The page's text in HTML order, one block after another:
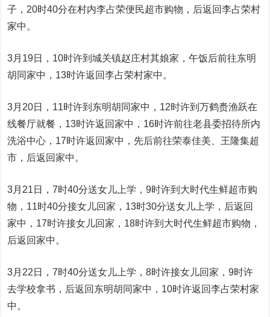
子，20时40分在村内李占荣便民超市购物，后返回李占荣村
家中。
3月19日，10时许到城关镇赵庄村其娘家，午饭后前往东明
胡同家中，13时许返回李占荣村家中。
3月20日，11时许到东明胡同家中，12时许到万鹤赉渔跃在
线餐厅就餐，13时许返回家中，16时许前往老县委招待所内
洗浴中心，17时许返回家中，先后前往荣泰佳美、王隆集超
市，后返回家中。
3月21日，7时40分送女儿上学，9时许到大时代生鲜超市购
物，11时40分接女儿回家，13时30分送女儿上学，后返回
家中，17时许接女儿回家，18时许到大时代生鲜超市购物，
后返回家中。
3月22日，7时40分送女儿上学，8时许接女儿回家，9时许
去学校拿书，后返回东明胡同家中，10时许返回李占荣村家
中。